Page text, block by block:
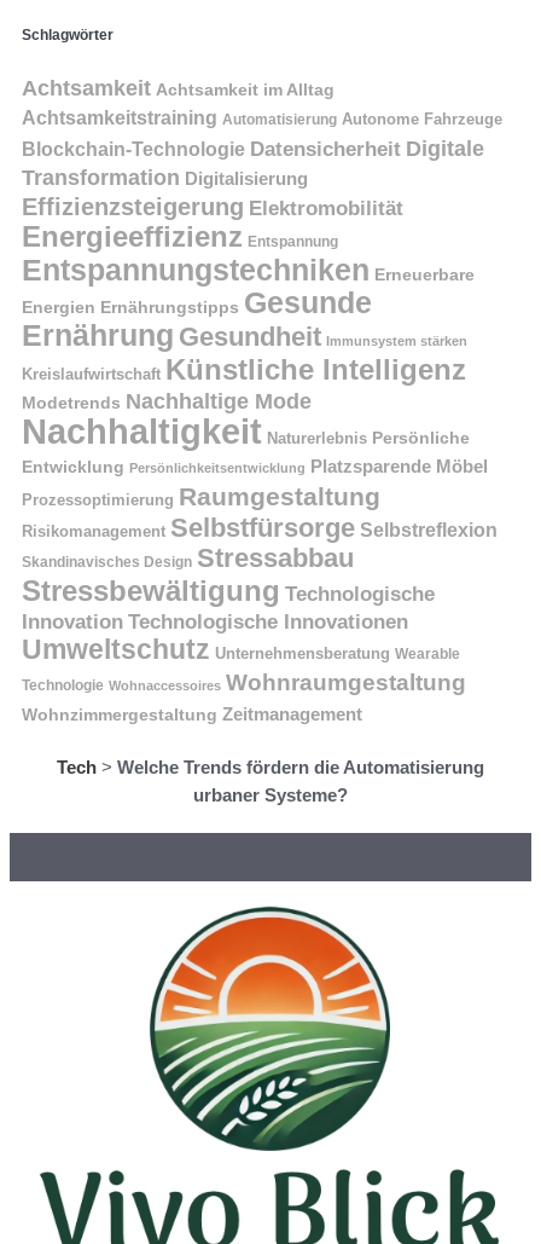
Schlagwörter
Achtsamkeit Achtsamkeit im Alltag
Achtsamkeitstraining Automatisierung Autonome Fahrzeuge
Blockchain-Technologie Datensicherheit Digitale
Transformation Digitalisierung
Effizienzsteigerung Elektromobilität
Energieeffizienz Entspannung
Entspannungstechniken Erneuerbare
Energien Ernährungstipps Gesunde
Ernährung Gesundheit Immunsystem stärken
Kreislaufwirtschaft Künstliche Intelligenz
Modetrends Nachhaltige Mode
Nachhaltigkeit Naturerlebnis Persönliche
Entwicklung Persönlichkeitsentwicklung Platzsparende Möbel
Prozessoptimierung Raumgestaltung
Risikomanagement Selbstfürsorge Selbstreflexion
Skandinavisches Design Stressabbau
Stressbewältigung Technologische
Innovation Technologische Innovationen
Umweltschutz Unternehmensberatung Wearable
Technologie Wohnaccessoires Wohnraumgestaltung
Wohnzimmergestaltung Zeitmanagement
Tech > Welche Trends fördern die Automatisierung
urbaner Systeme?